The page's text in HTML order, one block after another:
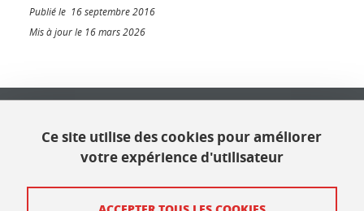
Publié le 16 septembre 2016
Mis à jour le 16 mars 2026
621 avenue Centrale
38400 Saint Martin d'Hères
Ce site utilise des cookies pour améliorer
votre expérience d'utilisateur